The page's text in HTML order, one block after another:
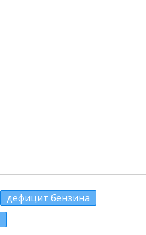
дефицит бензина